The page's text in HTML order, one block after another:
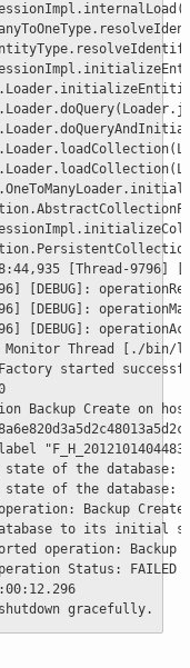
[Thread-9796]
[DEBUG]:
[DEBUG]: operationMap
[DEBUG]:
Thread [./bin/
started
Backup Create on
of the database:
of the database:
operation: Backup
to its initial
operation: Backup
Status: FAILED
shutdown gracefully.